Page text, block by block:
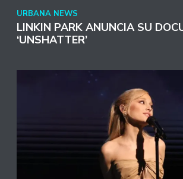
URBANA NEWS
LINKIN PARK ANUNCIA SU
‘UNSHATTER’